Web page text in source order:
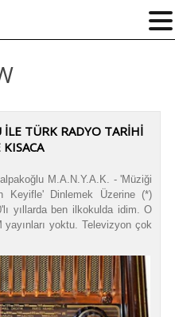
İLE TÜRK RADYO TARIHI
M.A.N.Y.A.K. - 'Müziği
Keyifle' Dinlemek Üzerine (*)
yıllarda ben ilkokulda idim. O
yoktu. Televizyon çok